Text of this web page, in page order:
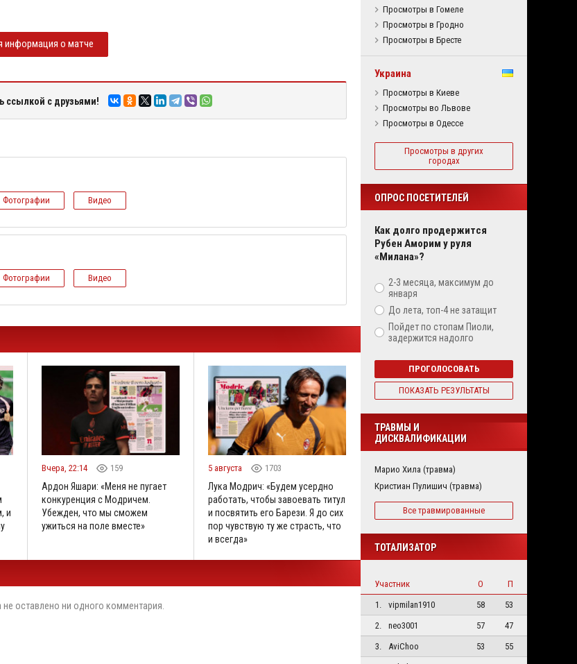
информация о матче
ссылкой с друзьями!
Фотографии Видео
Фотографии Видео
и
Вчера, 22:14 159
Ардон Яшари: «Меня не пугает
конкуренция с Модричем.
Убежден, что мы сможем
ужиться на поле вместе»
5 августа 1703
Лука Модрич: «Будем усердно
работать, чтобы завоевать титул
и посвятить его Барези. Я до сих
пор чувствую ту же страсть, что
и всегда»
не оставлено ни одного комментария.
Просмотры в Гомеле
Просмотры в Гродно
Просмотры в Бресте
Украина
Просмотры в Киеве
Просмотры во Львове
Просмотры в Одессе
Просмотры в других
городах
ОПРОС ПОСЕТИТЕЛЕЙ
Как долго продержится
Рубен Аморим у руля
«Милана»?
2-3 месяца, максимум до
января
До лета, топ-4 не затащит
Пойдет по стопам Пиоли,
задержится надолго
ПРОГОЛОСОВАТЬ
ПОКАЗАТЬ РЕЗУЛЬТАТЫ
ТРАВМЫ И
ДИСКВАЛИФИКАЦИИ
Марио Хила (травма)
Кристиан Пулишич (травма)
Все травмированные
ТОТАЛИЗАТОР
Участник О
П
1.
vipmilan1910 58
53
2.
neo3001 57
47
3.
AviChoo 53
55